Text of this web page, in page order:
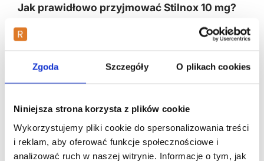
Zgoda Szczegóły O plikach cookies
Niniejsza strona korzysta z plików cookie
Wykorzystujemy pliki cookie do spersonalizowania treści
i reklam, aby oferować funkcje społecznościowe i
analizować ruch w naszej witrynie. Informacje o tym, jak
Jak prawidłowo przyjmować Stilnox 10 mg?
Standardowe dawkowanie leku to jedna tabletka 10 mg
przyjmowana tuż przed snem, a każda inna dawka, jak
toksyczną i zagrażającą życiu. Lek należy połknąć w
całości, popijając niewielką ilością wody, pamiętając, że
żołądek nie jest przepełniony ciężkostrawnym posiłkiem.
Przeciwwskazania i bezpieczeństwo:
Czy Stilnox uzależnia?